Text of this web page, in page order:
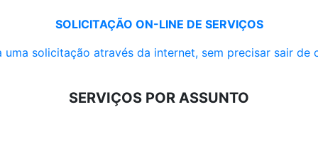
SOLICITAÇÃO ON-LINE DE SERVIÇOS
uma solicitação através da internet, sem precisar sair de
SERVIÇOS POR ASSUNTO